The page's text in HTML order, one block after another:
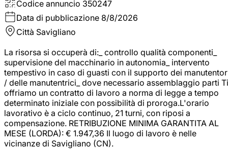
Codice annuncio 350247
Data di pubblicazione 8/8/2026
Città Savigliano
La risorsa si occuperà di:_ controllo qualità componenti_
supervisione del macchinario in autonomia_ intervento
tempestivo in caso di guasti con il supporto dei
/ delle manutentrici_ dove necessario assemblaggio parti Ti
offriamo un contratto di lavoro a norma di legge a tempo
determinato iniziale con possibilità di proroga.L'orario
lavorativo è a ciclo continuo, 21 turni, con riposi a
compensazione. RETRIBUZIONE MINIMA GARANTITA AL
MESE (LORDA): € 1.947,36 Il luogo di lavoro è nelle
vicinanze di Savigliano (CN).